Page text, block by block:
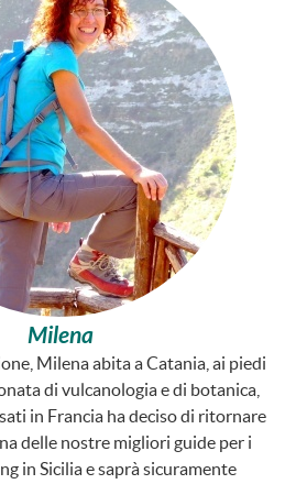
Milena
Milena abita a Catania, ai piedi
di vulcanologia e di botanica,
in Francia ha deciso di ritornare
delle nostre migliori guide per i
in Sicilia e saprà sicuramente